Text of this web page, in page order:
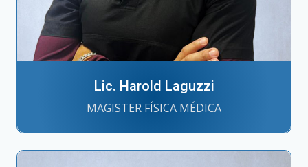
Lic. Harold Laguzzi
MAGISTER FÍSICA MÉDICA